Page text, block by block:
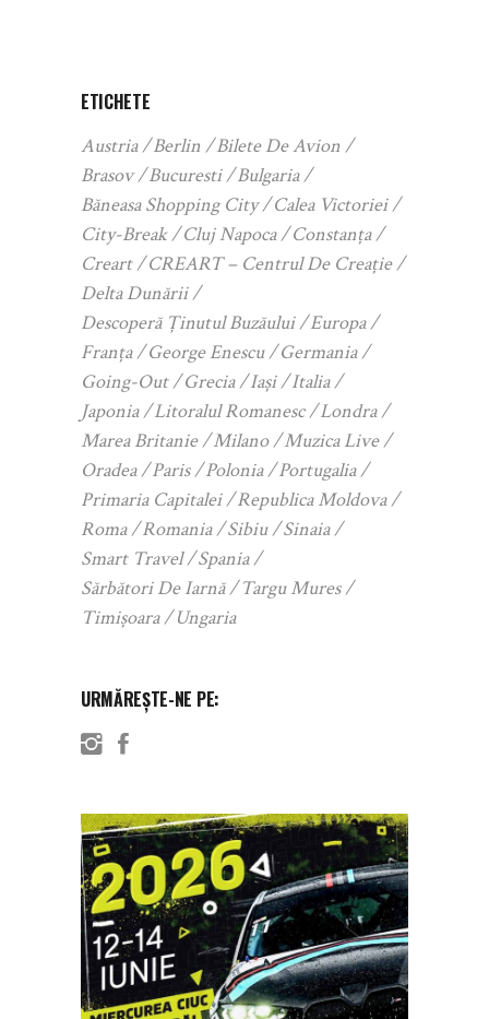
ETICHETE
Austria Berlin
Bilete De Avion
Brasov
Bucuresti
Bulgaria
Băneasa Shopping City
Calea Victoriei
City-Break
Cluj Napoca
Constanța
Creart
CREART – Centrul De Creație
Delta Dunării
Descoperă Ținutul Buzăului
Europa
Franța
George Enescu
Germania
Going-Out
Grecia Iași
Italia
Japonia
Litoralul Romanesc
Londra
Marea Britanie
Milano
Muzica Live
Oradea
Paris Polonia
Portugalia
Primaria Capitalei
Republica Moldova
Roma
Romania Sibiu
Sinaia
Smart Travel
Spania
Sărbători De Iarnă
Targu Mures
Timișoara
Ungaria
URMĂREȘTE-NE PE: